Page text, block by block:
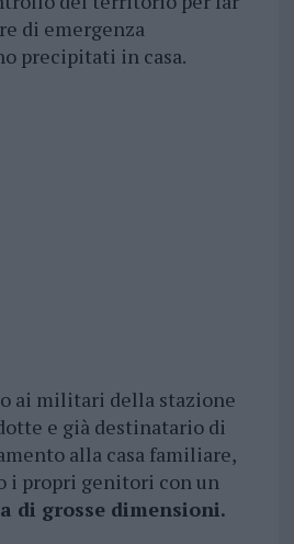
di emergenza
precipitati in casa.
ai militari della stazione
e già destinatario di
alla casa familiare,
i propri genitori con un
di grosse dimensioni.